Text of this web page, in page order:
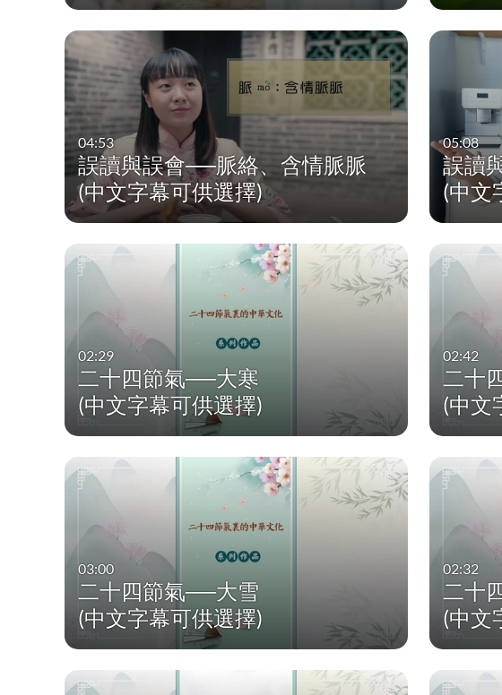
04:53
誤讀與誤會──脈絡、含情脈脈
(中文字幕可供選擇)
05:08
誤讀
(中文
02:29
二十四節氣──大寒
(中文字幕可供選擇)
02:42
二十
(中文
03:00
二十四節氣──大雪
(中文字幕可供選擇)
02:32
二十
(中文